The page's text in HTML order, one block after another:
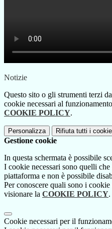
Notizie
Questo sito o gli strumenti terzi
cookie necessari al
COOKIE POLICY.
Personalizza Rifiuta tutti i
Gestione cookie
In questa schermata è possibile
I cookie necessari sono quelli
piattaforma e non è possibile
Per conoscere quali sono i
visionare la COOKIE POLICY.
Cookie necessari per il